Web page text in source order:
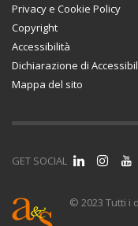
Privacy e Cookie Policy
Copyright
Accessibilità
Dichiarazione di
Mappa del sito
GET SOCIAL
© 2023 Tutti i